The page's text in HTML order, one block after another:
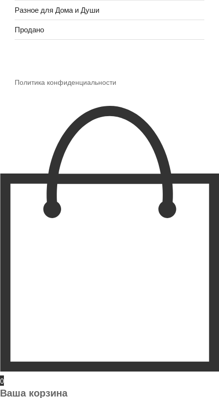
Разное для Дома и Души
Продано
Политика конфиденциальности
0
Ваша корзина